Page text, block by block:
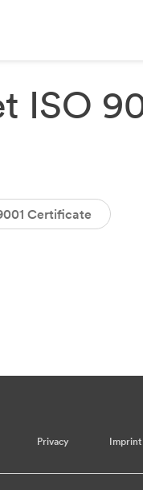
ISO
Certificate
Privacy Imprint